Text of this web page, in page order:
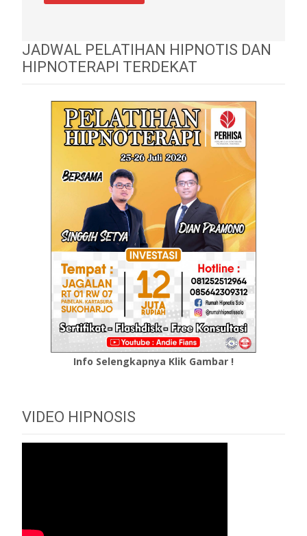
JADWAL PELATIHAN HIPNOTIS DAN
HIPNOTERAPI TERDEKAT
Info Selengkapnya Klik Gambar !
VIDEO HIPNOSIS